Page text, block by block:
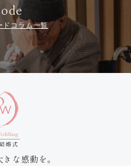
ドコラム一覧
な感動を。